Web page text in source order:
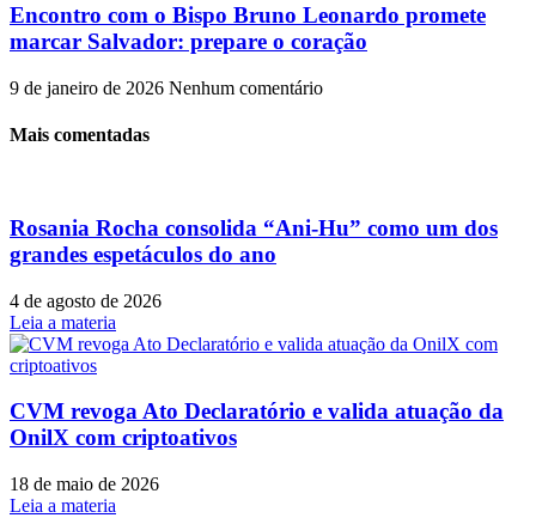
Encontro com o Bispo Bruno Leonardo promete
marcar Salvador: prepare o coração
9 de janeiro de 2026 Nenhum comentário
Mais comentadas
Rosania Rocha consolida “Ani-Hu” como um dos
grandes espetáculos do ano
4 de agosto de 2026
Leia a materia
CVM revoga Ato Declaratório e valida atuação da
OnilX com criptoativos
18 de maio de 2026
Leia a materia